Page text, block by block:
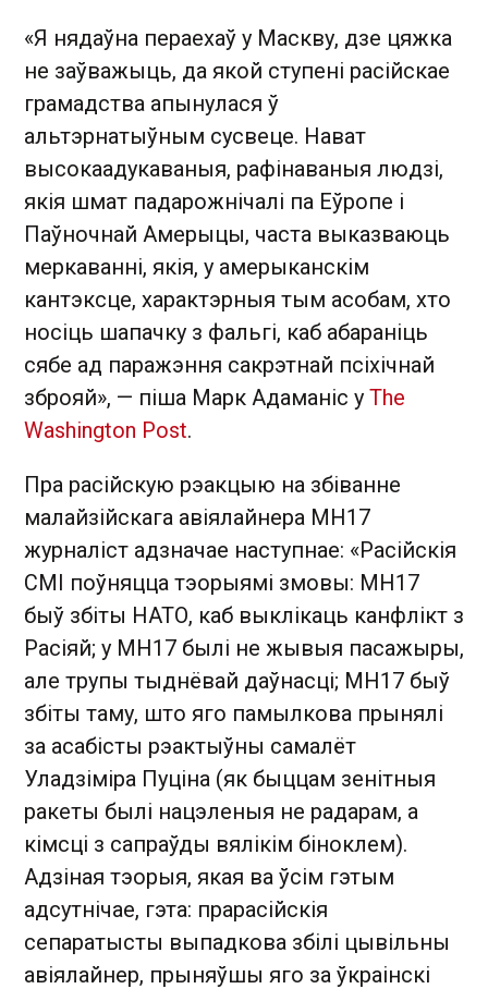
«Я нядаўна пераехаў у Маскву, дзе цяжка
не заўважыць, да якой ступені расійскае
грамадства апынулася ў
альтэрнатыўным сусвеце. Нават
высокаадукаваныя, рафінаваныя людзі,
якія шмат падарожнічалі па Еўропе і
Паўночнай Амерыцы, часта выказваюць
меркаванні, якія, у амерыканскім
кантэксце, характэрныя тым асобам, хто
носіць шапачку з фальгі, каб абараніць
сябе ад паражэння сакрэтнай псіхічнай
зброяй», — піша Марк Адаманіс у The
Washington Post.
Пра расійскую рэакцыю на збіванне
малайзійскага авіялайнера MH17
журналіст адзначае наступнае: «Расійскія
СМІ поўняцца тэорыямі змовы: MH17
быў збіты НАТО, каб выклікаць канфлікт з
Расіяй; у MH17 былі не жывыя пасажыры,
але трупы тыднёвай даўнасці; MH17 быў
збіты таму, што яго памылкова прынялі
за асабісты рэактыўны самалёт
Уладзіміра Пуціна (як быццам зенітныя
ракеты былі нацэленыя не радарам, а
кімсці з сапраўды вялікім біноклем).
Адзіная тэорыя, якая ва ўсім гэтым
адсутнічае, гэта: прарасійскія
сепаратысты выпадкова збілі цывільны
авіялайнер, прыняўшы яго за ўкраінскі